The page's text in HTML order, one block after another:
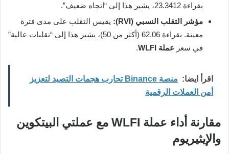
بقراءة 23.3412، يشير هذا إلى “اتجاه ضعيف”.
مؤشر التقلب النسبي (RVI):
يقيس التقلب على مدى فترة
معينة. بقراءة 62.06 (أكثر من 50)، يشير هذا إلى “تقلبات عالية”
في سعر عملة WLFI .
اقرأ ايضا:
منصة Binance تحارب هجمات التصيد لتعزيز
أمن العملات الرقمية
مقارنة أداء عملة WLFI مع عملتي البيتكوين
والإيثيريوم